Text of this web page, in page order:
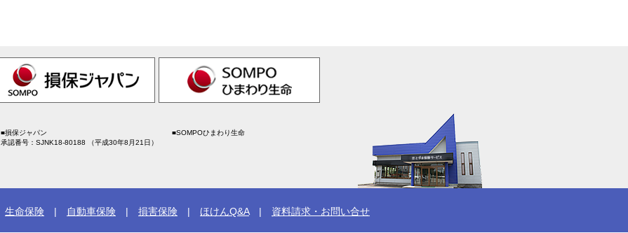
■損保ジャパン
承認番号：SJNK18-80188 （平成30年8月21日）
■SOMPOひまわり生命
生命保険 | 自動車保険 | 損害保険 | ほけんQ&A| 資料請求・お問い合せ